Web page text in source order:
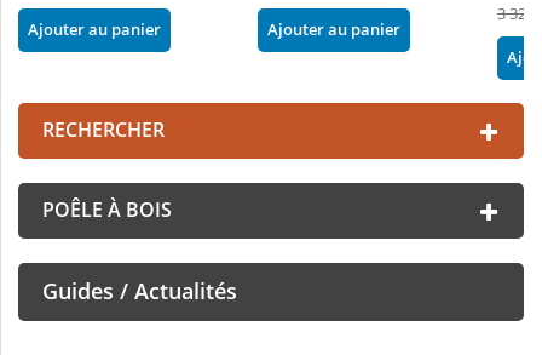
Ajouter au panier
Ajouter au panier
3
RECHERCHER
POÊLE À BOIS
Guides / Actualités